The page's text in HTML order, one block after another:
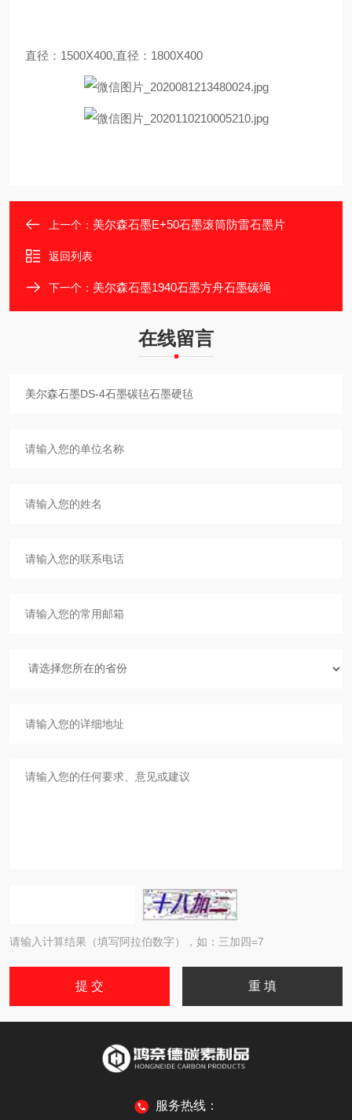
直径：1500X400,直径：1800X400
上一个： 美尔森石墨E+50石墨滚筒防雷石墨片
返回列表
下一个： 美尔森石墨1940石墨方舟石墨碳绳
在线留言
请输入计算结果（填写阿拉伯数字），如：三加四=7
服务热线：